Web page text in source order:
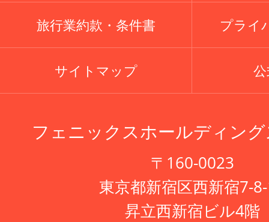
旅行業約款・条件書 プライ
サイトマップ
フェニックスホールディン
〒160-0023
東京都新宿区西新宿7-
昇立西新宿ビル4階